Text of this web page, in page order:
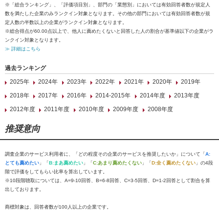
※「総合ランキング」、「評価項目別」、部門の「業態別」においては有効回答者数が規定人
数を満たした企業のみランクイン対象となります。その他の部門においては有効回答者数が規
定人数の半数以上の企業がランクイン対象となります。
※総合得点が60.00点以上で、他人に薦めたくないと回答した人の割合が基準値以下の企業がラ
ンクイン対象となります。
≫ 詳細はこちら
過去ランキング
2025年
2024年 2023年 2022年 2021年 2020年
2019年
2018年
2017年 2016年 2014-2015年 2014年度
2013年度
2012年度
2011年度 2010年度 2009年度 2008年度
推奨意向
調査企業のサービス利用者に、「どの程度その企業のサービスを推奨したいか」について「A:
とても薦めたい 」「B:まあ薦めたい 」「C:あまり薦めたくない 」「D:全く薦めたくない 」の4段
階で評価をしてもらい比率を算出しています。
※10段階聴取については、A=9-10回答、B=6-8回答、C=3-5回答、D=1-2回答として割合を算
出しております。
商標対象は、回答者数が100人以上の企業です。